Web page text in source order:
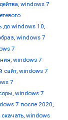
, windows 7
до windows 10,
, windows 7
7
, windows 7
сайт, windows 7
7
, windows 7
7 после 2020,
, windows